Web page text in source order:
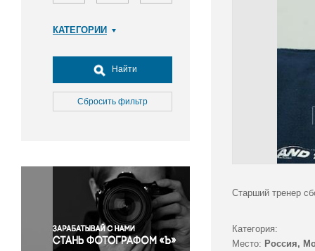
КАТЕГОРИИ
Досуг, туризм и отдых
Культура
Медицина
Окружающая среда
Политика
Правосудие
Происшествия и конфликты
Религия
Найти
Сбросить фильтр
Старший тренер
Категория:
Место: Россия,